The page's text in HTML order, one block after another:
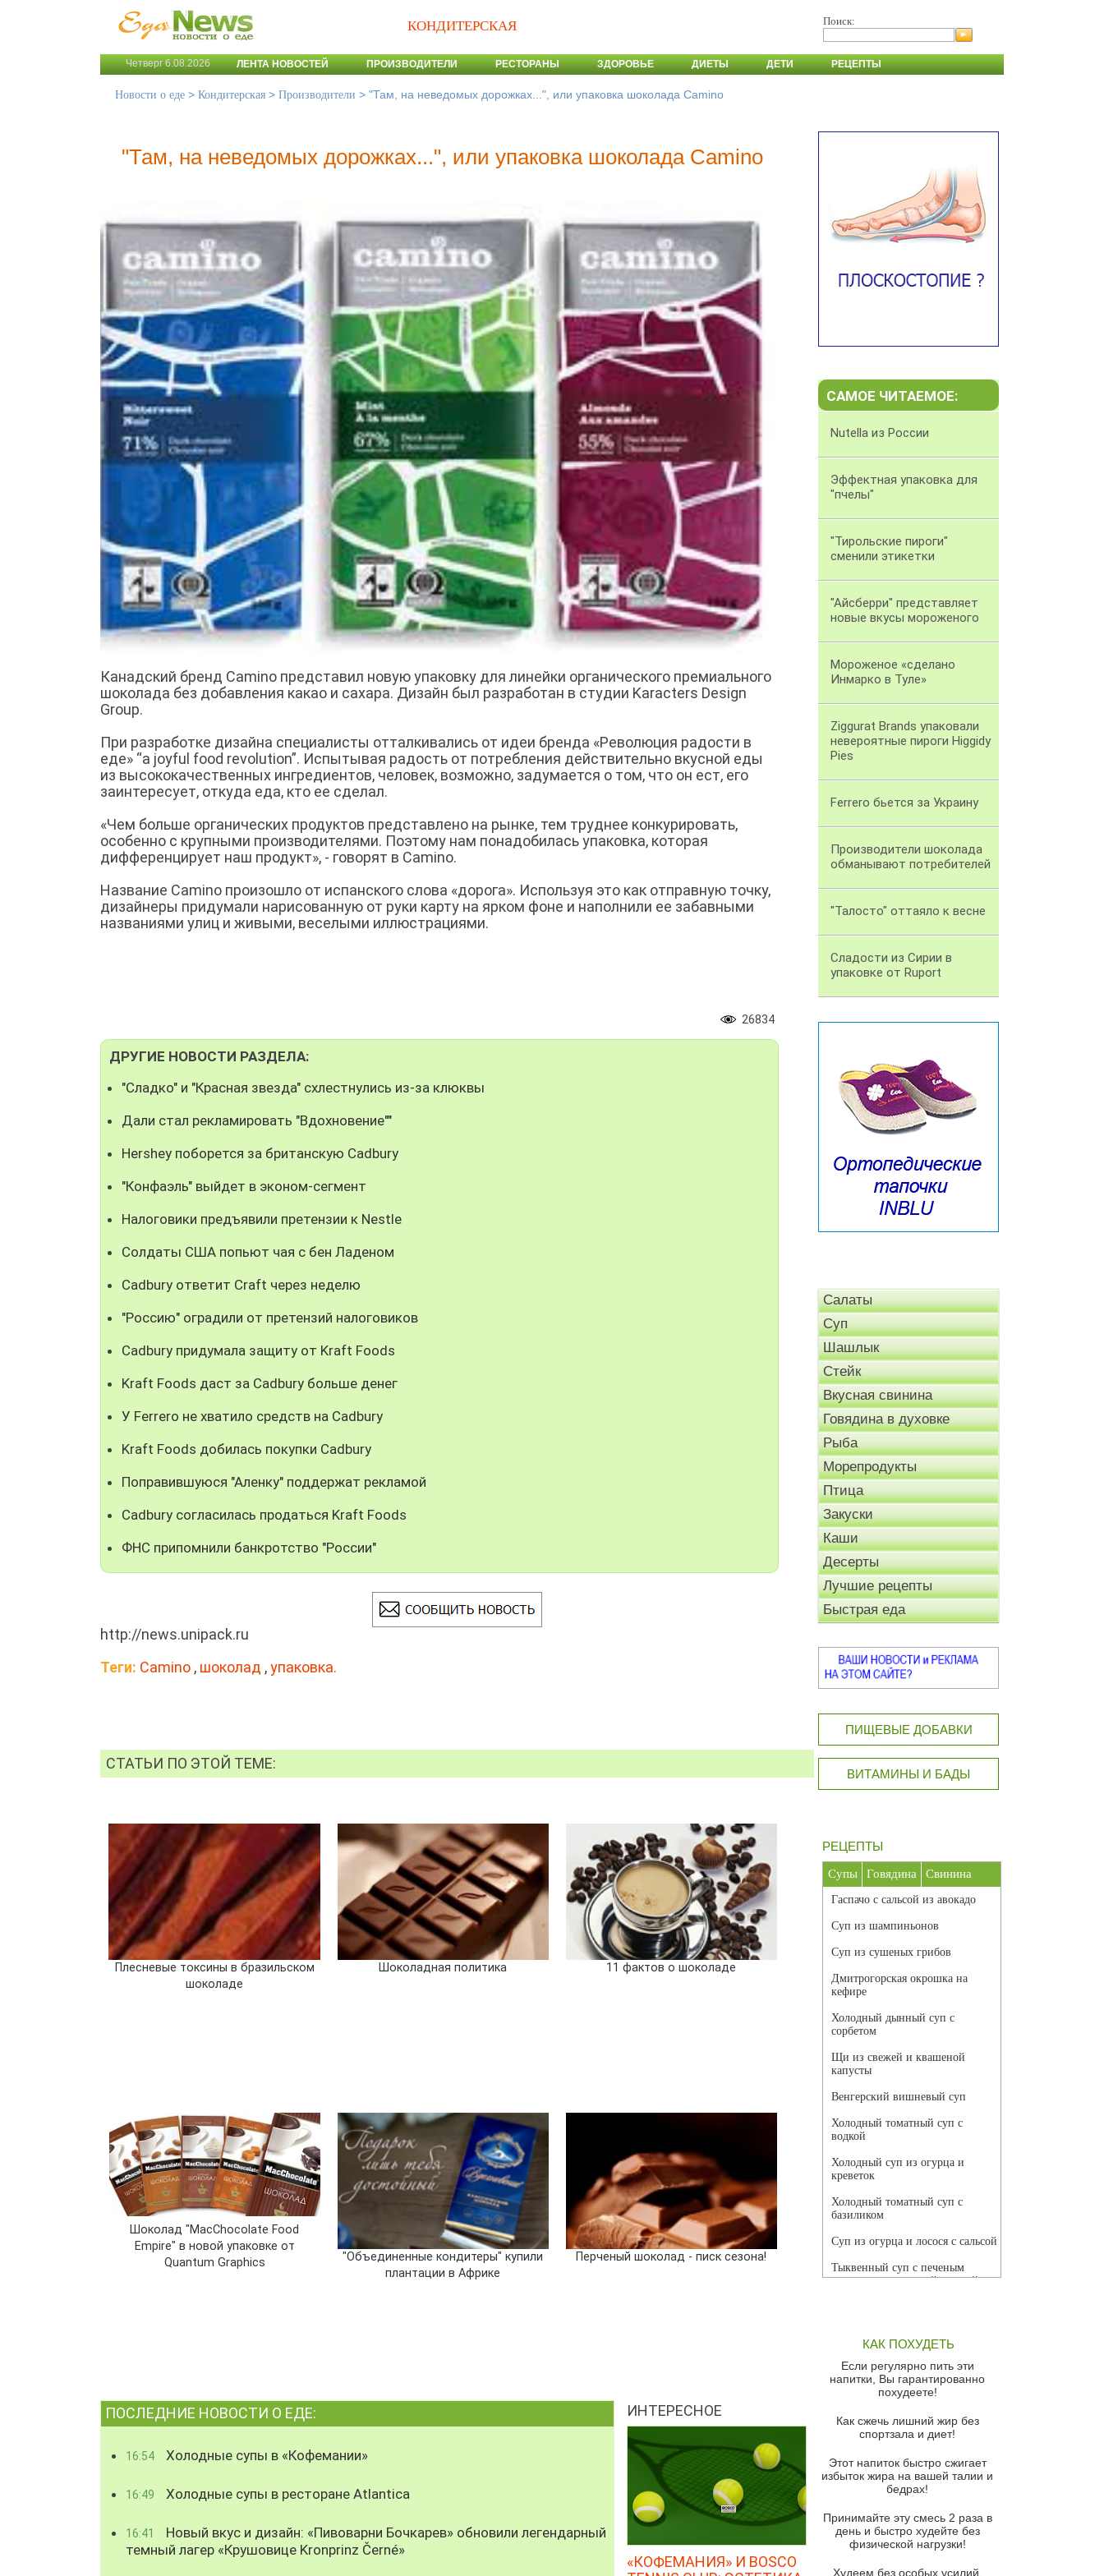
КОНДИТЕРСКАЯ Поиск:
Четверг 6.08.2026 ЛЕНТА НОВОСТЕЙ ПРОИЗВОДИТЕЛИ РЕСТОРАНЫ ЗДОРОВЬЕ ДИЕТЫ ДЕТИ РЕЦЕПТЫ
Новости о еде > Кондитерская > Производители > "Там, на неведомых дорожках...", или упаковка шоколада Camino
"Там, на неведомых дорожках...", или упаковка шоколада Camino
Канадский бренд Camino представил новую упаковку для линейки органического премиального
шоколада без добавления какао и сахара. Дизайн был разработан в студии Karacters Design
Group.
При разработке дизайна специалисты отталкивались от идеи бренда «Революция радости в
еде» “a joyful food revolution”. Испытывая радость от потребления действительно вкусной еды
из высококачественных ингредиентов, человек, возможно, задумается о том, что он ест, его
заинтересует, откуда еда, кто ее сделал.
«Чем больше органических продуктов представлено на рынке, тем труднее конкурировать,
особенно с крупными производителями. Поэтому нам понадобилась упаковка, которая
дифференцирует наш продукт», - говорят в Camino.
Название Camino произошло от испанского слова «дорога». Используя это как отправную точку,
дизайнеры придумали нарисованную от руки карту на ярком фоне и наполнили ее забавными
названиями улиц и живыми, веселыми иллюстрациями.
26834
ДРУГИЕ НОВОСТИ РАЗДЕЛА:
"Сладко" и "Красная звезда" схлестнулись из-за клюквы
Дали стал рекламировать "Вдохновение""
Hershey поборется за британскую Cadbury
"Конфаэль" выйдет в эконом-сегмент
Налоговики предъявили претензии к Nestle
Солдаты США попьют чая с бен Ладеном
Cadbury ответит Craft через неделю
"Россию" оградили от претензий налоговиков
Cadbury придумала защиту от Kraft Foods
Kraft Foods даст за Cadbury больше денег
У Ferrero не хватило средств на Cadbury
Kraft Foods добилась покупки Cadbury
Поправившуюся "Аленку" поддержат рекламой
Cadbury согласилась продаться Kraft Foods
ФНС припомнили банкротство "России"
http://news.unipack.ru
Теги: Camino , шоколад ,упаковка.
СТАТЬИ ПО ЭТОЙ ТЕМЕ:
Плесневые токсины в бразильском
шоколаде
Шоколадная политика 11 фактов о шоколаде
Шоколад "MacChocolate Food
Empire" в новой упаковке от
Quantum Graphics
"Объединенные кондитеры" купили
плантации в Африке
Перченый шоколад - писк сезона!
ПОСЛЕДНИЕ НОВОСТИ О ЕДЕ:
16:54 Холодные супы в «Кофемании»
16:49 Холодные супы в ресторане Atlantica
16:41
Новый вкус и дизайн: «Пивоварни Бочкарев» обновили легендарный
темный лагер «Крушовице Kronprinz Černé»
ИНТЕРЕСНОЕ
«КОФЕМАНИЯ» И BOSCO
САМОЕ ЧИТАЕМОЕ:
Nutella из России
Эффектная упаковка для
"пчелы"
"Тирольские пироги"
сменили этикетки
"Айсберри" представляет
новые вкусы мороженого
Мороженое «сделано
Инмарко в Туле»
Ziggurat Brands упаковали
невероятные пироги Higgidy
Pies
Ferrero бьется за Украину
Производители шоколада
обманывают потребителей
"Талосто" оттаяло к весне
Сладости из Сирии в
упаковке от Ruport
Салаты
Суп
Шашлык
Стейк
Вкусная свинина
Говядина в духовке
Рыба
Морепродукты
Птица
Закуски
Каши
Десерты
Лучшие рецепты
Быстрая еда
ПИЩЕВЫЕ ДОБАВКИ
ВИТАМИНЫ И БАДЫ
РЕЦЕПТЫ
Супы Говядина Свинина
Гаспачо с сальсой из авокадо
Суп из шампиньонов
Суп из сушеных грибов
Дмитрогорская окрошка на
кефире
Холодный дынный суп с
сорбетом
Щи из свежей и квашеной
капусты
Венгерский вишневый суп
Холодный томатный суп с
водкой
Холодный суп из огурца и
креветок
Холодный томатный суп с
базиликом
Суп из огурца и лосося с сальсой
Тыквенный суп с печеным
чесноком и томатной сальсой
красного перца
Парижский луковый суп
Суп из спаржи и горошка с
Суп-крем из цветной капусты
Французский луковый суп
Суп из баклажанов с моцареллой
Грибной крем-суп с кростини с
козьим сыром
Суп мисо с зеленым луком и
КАК ПОХУДЕТЬ
Если регулярно пить эти
напитки, Вы гарантированно
похудеете!
Как сжечь лишний жир без
спортзала и диет!
Этот напиток быстро сжигает
избыток жира на вашей талии и
бедрах!
Принимайте эту смесь 2 раза в
день и быстро худейте без
физической нагрузки!
Худеем без особых усилий,